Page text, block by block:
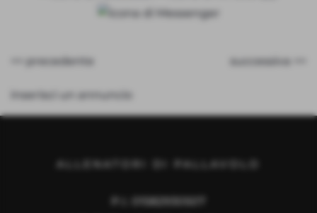
<< precedente successiva >>
inserisci un annuncio
ALLENATORI DI PALLAVOLO
P.I. 01582930507